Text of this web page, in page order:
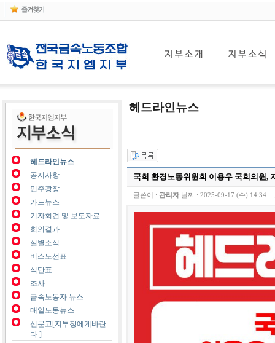
헤드라인뉴스
공지사항
민주광장
카드뉴스
기자회견 및 보도자료
회의결과
실별소식
버스노선표
식단표
조사
금속노동자 뉴스
매일노동뉴스
신문고[지부장에게바란
다 ]
헤드라인뉴스
국회 환경노동위원회 이용우 국회의원,
글쓴이 : 관리자 날짜 : 2025-09-17 (수) 14:34